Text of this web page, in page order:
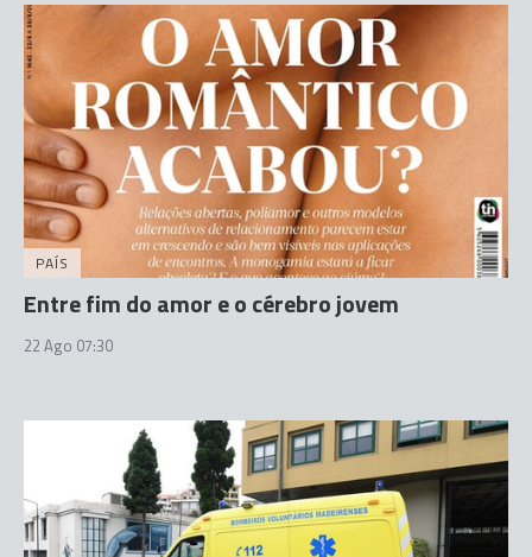
PAÍS
Entre fim do amor e o cérebro jovem
22 Ago 07:30